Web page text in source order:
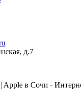
д.7
Apple в Сочи -